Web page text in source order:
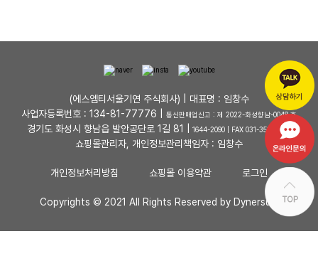
(에스엠티서울기연 주식회사) | 대표명 : 임창수
사업자등록번호 : 134-81-77776 |
통신판매업신고 : 제 2022-화성향남-0048 호
경기도 화성시 향남읍 발안공단로 1길 81 | 1644-2090 | FAX 031-353-4727
쇼핑몰관리자, 개인정보관리책임자 : 임창수
개인정보처리방침 쇼핑몰 이용약관 로그인
Copyrights © 2021 All Rights Reserved by Dynersum